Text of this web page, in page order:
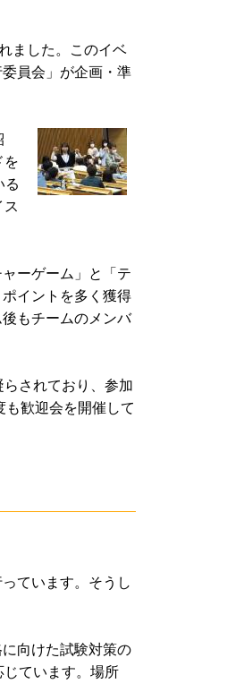
ました。このイベ
員会」が企画・準
を
る
ス
ーゲーム」と「テ
イントを多く獲得
もチームのメンバ
されており、参加
歓迎会を開催して
ています。そうし
向けた試験対策の
ています。場所